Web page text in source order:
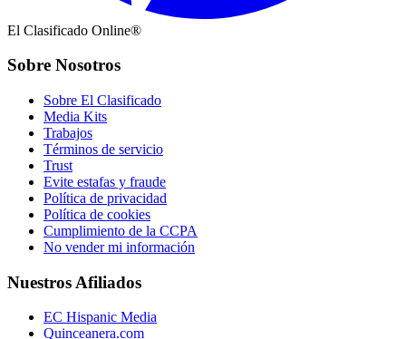
El Clasificado Online®
Sobre Nosotros
Sobre El Clasificado
Media Kits
Trabajos
Términos de servicio
Trust
Evite estafas y fraude
Política de privacidad
Política de cookies
Cumplimiento de la CCPA
No vender mi información
Nuestros Afiliados
EC Hispanic Media
Quinceanera.com